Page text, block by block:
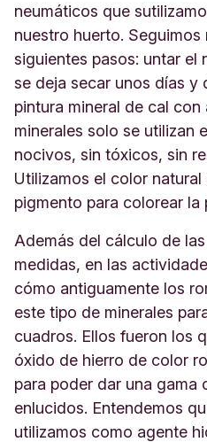
neumáticos que
nuestro huerto.
siguientes pasos: untar el
se deja secar unos días y
pintura mineral de cal con
minerales solo se utilizan
nocivos, sin tóxicos, sin
Utilizamos el color
pigmento para colorear la
Además del cálculo de
medidas, en las
cómo antiguamente los
este tipo de minerales
cuadros. Ellos fueron los
óxido de hierro de color
para poder dar una gama
enlucidos. Entendemos
utilizamos como agente